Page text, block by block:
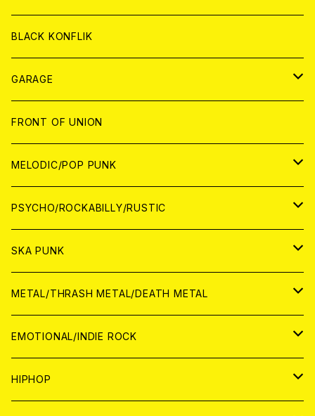
ANALOG
ANALOG
CD
ANALOG
BLACK KONFLIK
GARAGE
JAPAN
アナログ
CD
WORLD
アナログ
CD
FRONT OF UNION
MELODIC/POP PUNK
JAPAN
CD
ANALOG
WORLD
CD
ANALOG
PSYCHO/ROCKABILLY/RUSTIC
JAPAN
CD
ANALOG
WORLD
CD
ANALOG
SKA PUNK
JAPAN
CD
ANALOG
WORLD
CD
METAL/THRASH METAL/DEATH METAL
JAPAN
CD
WORLD
EMOTIONAL/INDIE ROCK
JAPAN
HIPHOP